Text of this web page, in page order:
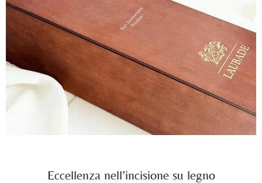
Eccellenza nell’incisione su legno